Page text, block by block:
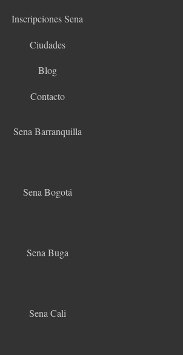
Inscripciones Sena
Ciudades
Blog
Contacto
Sena Barranquilla
Sena Bogotá
Sena Buga
Sena Cali